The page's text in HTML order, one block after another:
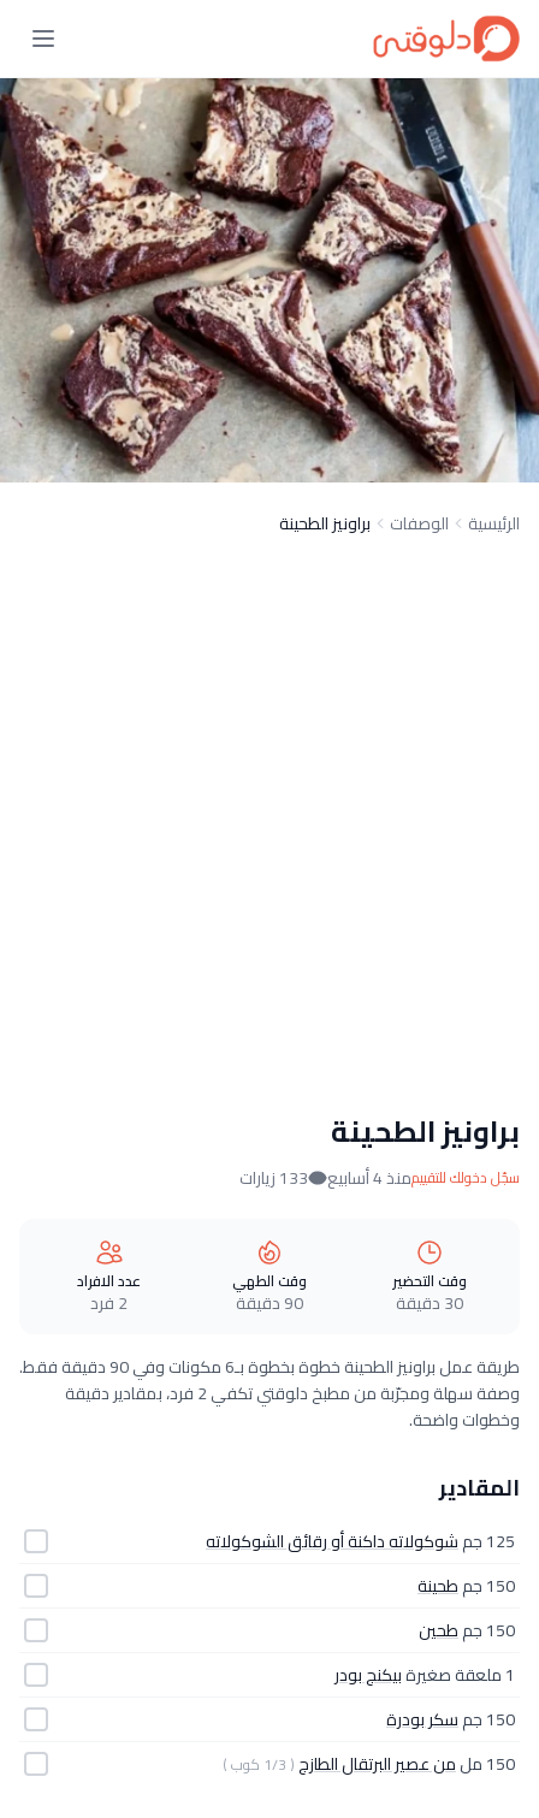
الرئيسية الوصفات براونيز الطحينة
براونيز الطحينة
سجّل دخولك للتقييممنذ 4 أسابيع 133 زيارات
وقت التحضير
30 دقيقة
وقت الطهي
90 دقيقة
عدد الافراد
2 فرد
طريقة عمل براونيز الطحينة خطوة بخطوة بـ6 مكونات وفي 90 دقيقة فقط.
وصفة سهلة ومجرّبة من مطبخ دلوقتي تكفي 2 فرد، بمقادير دقيقة
وخطوات واضحة.
المقادير
125 جم
شوكولاته داكنة أو رقائق الشوكولاته
150 جم
طحينة
150 جم
طحين
1 ملعقة صغيرة
بيكنج بودر
150 جم
سكر بودرة
150 مل
من عصير البرتقال الطازج( 1/3 كوب )